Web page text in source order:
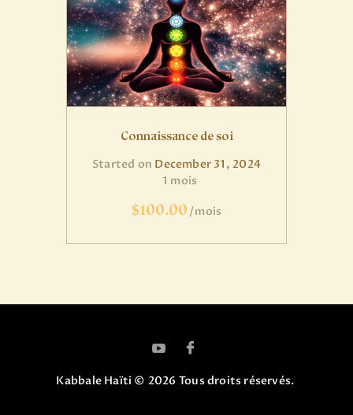
Connaissance de soi
Started on December 31, 2024
1 mois
$100.00 mois
Kabbale Haïti © 2026 Tous droits réservés.